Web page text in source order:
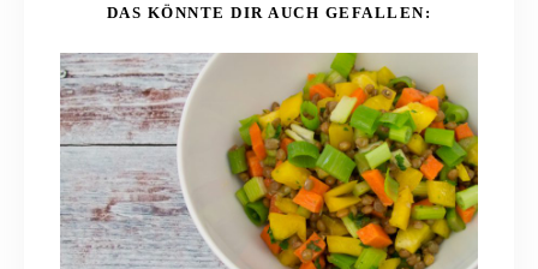
DAS KÖNNTE DIR AUCH GEFALLEN: